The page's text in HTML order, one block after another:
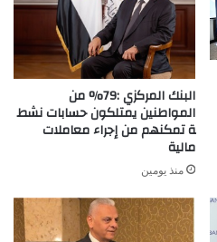
البنك المركزي :79% من
المواطنين يمتلكون حسابات نشط
ة تمكنهم من إجراء معاملات
مالية
منذ يومين